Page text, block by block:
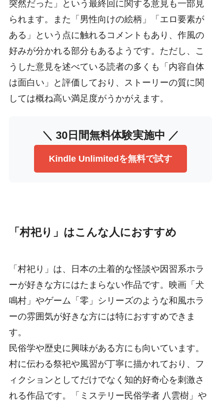
突然だった」という最終回に関する意見も一部見
られます。また「男性向けの絵柄」「エロ要素が
ある」という点に触れるコメントもあり、作風の
好みが分かれる部分もあるようです。ただし、こ
うした意見を述べている読者の多くも「内容自体
は面白い」と評価しており、ストーリーの質に関
しては概ね高い満足度がうかがえます。
＼ 30日間無料体験実施中 ／
Kindle Unlimitedを無料で試す
「村祀り」はこんな人におすすめ
「村祀り」は、日本の土着的な怪談や因習系ホラ
ーが好きな方にはたまらない作品です。映画「犬
鳴村」やゲーム「零」シリーズのような和風ホラ
ーの雰囲気が好きな方には特におすすめできま
す。
民俗学や歴史に興味がある方にも向いています。
村に伝わる祭祀や風習が丁寧に描かれており、フ
ィクションとしてだけでなく知的好奇心を刺激さ
れる作品です。「ミステリー民俗学者 八雲樹」や